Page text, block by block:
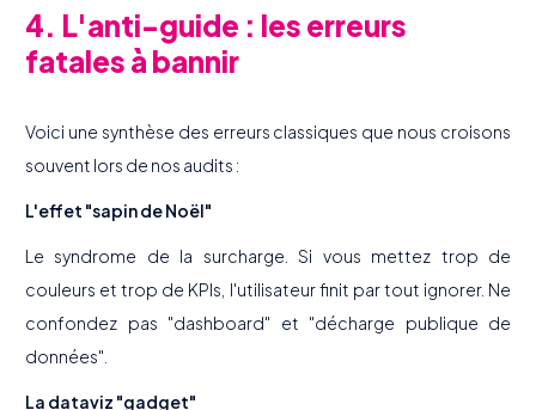
4. L'anti-guide : les erreurs
fatales à bannir
Voici une synthèse des erreurs classiques que nous croisons
souvent lors de nos audits :
L'effet "sapin de Noël"
Le syndrome de la surcharge. Si vous mettez trop de
couleurs et trop de KPIs, l'utilisateur finit par tout ignorer. Ne
confondez pas "dashboard" et "décharge publique de
données".
La dataviz "gadget"